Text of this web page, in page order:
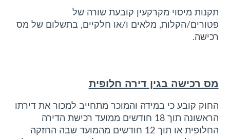
תקנות מיסוי מקרקעין קובעת שורה של
פטורים/הקלות, מלאים ו/או חלקיים, בתשלום של מס
רכישה.
מס רכישה בגין דירה חלופית
החוק קובע כי במידה והמוכר מתחייב למכור את דירתו
הראשונה תוך 18 חודשים ממועד רכישת הדירה
החלופית או תוך 12 חודשים מהמועד שבה החזקה